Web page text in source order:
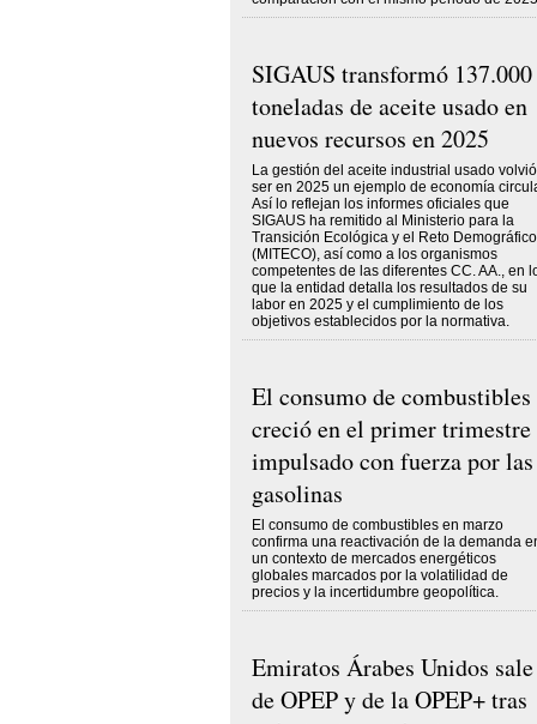
SIGAUS transformó 137.000
toneladas de aceite usado en
nuevos recursos en 2025
La gestión del aceite industrial usado
ser en 2025 un ejemplo de economía
Así lo reflejan los informes oficiales que
SIGAUS ha remitido al Ministerio para la
Transición Ecológica y el Reto Demográfico
(MITECO), así como a los organismos
competentes de las diferentes CC. AA., en
que la entidad detalla los resultados de su
labor en 2025 y el cumplimiento de los
objetivos establecidos por la normativa.
El consumo de combustibles
creció en el primer trimestre
impulsado con fuerza por las
gasolinas
El consumo de combustibles en marzo
confirma una reactivación de la demanda
un contexto de mercados energéticos
globales marcados por la volatilidad de
precios y la incertidumbre geopolítica.
Emiratos Árabes Unidos sale
de OPEP y de la OPEP+ tras